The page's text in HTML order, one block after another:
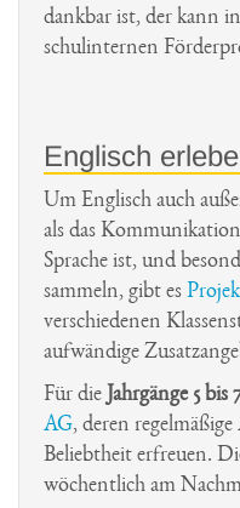
dankbar ist, der kann
schulinternen
Englisch
Um Englisch auch
als das
Sprache ist, und
sammeln, gibt es
verschiedenen
aufwändige
Für die Jahrgänge 5 bis
AG, deren
Beliebtheit erfreuen.
wöchentlich am
Streitschlichter